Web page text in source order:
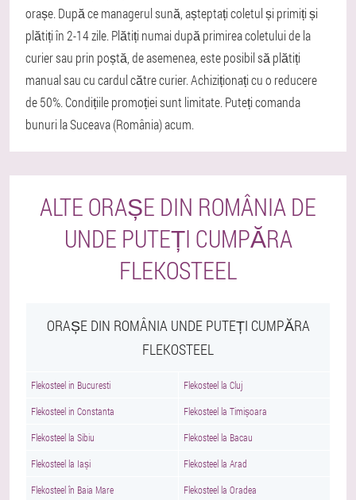
orașe. După ce managerul sună, așteptați coletul și primiți și
plătiți în 2-14 zile. Plătiți numai după primirea coletului de la
curier sau prin poștă, de asemenea, este posibil să plătiți
manual sau cu cardul către curier. Achiziționați cu o reducere
de 50%. Condițiile promoției sunt limitate. Puteți comanda
bunuri la Suceava (România) acum.
ALTE ORAȘE DIN ROMÂNIA DE
UNDE PUTEȚI CUMPĂRA
FLEKOSTEEL
ORAȘE DIN ROMÂNIA UNDE PUTEȚI CUMPĂRA
FLEKOSTEEL
Flekosteel in Bucuresti Flekosteel la Cluj
Flekosteel in Constanta Flekosteel la Timișoara
Flekosteel la Sibiu Flekosteel la Bacau
Flekosteel la Iași Flekosteel la Arad
Flekosteel în Baia Mare Flekosteel la Oradea